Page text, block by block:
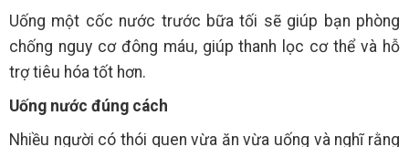
Uống một cốc nước trước bữa tối sẽ giúp bạn phòng
chống nguy cơ đông máu, giúp thanh lọc cơ thể và hỗ
trợ tiêu hóa tốt hơn.
Uống nước đúng cách
Nhiều người có thói quen vừa ăn vừa uống và nghĩ rằng